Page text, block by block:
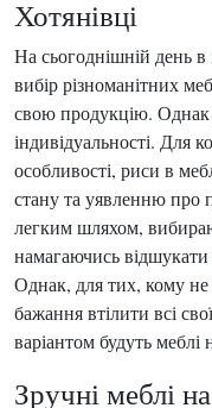
Хотянівці
На сьогоднішній день
вибір різноманітних
свою продукцію.
індивідуальності. Для
особливості, риси в
стану та уявленню про
легким шляхом,
намагаючись
Однак, для тих, кому не
бажання втілити всі
варіантом будуть меблі
Зручні меблі